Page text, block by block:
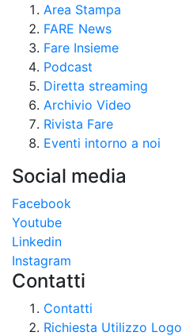
Area Stampa
FARE News
Fare Insieme
Podcast
Diretta streaming
Archivio Video
Rivista Fare
Eventi intorno a noi
Social media
Facebook
Youtube
Linkedin
Instagram
Contatti
Contatti
Richiesta Utilizzo Logo